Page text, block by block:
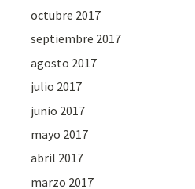
octubre 2017
septiembre 2017
agosto 2017
julio 2017
junio 2017
mayo 2017
abril 2017
marzo 2017